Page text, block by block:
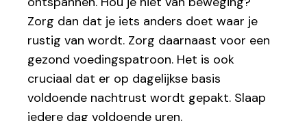
Zorg dan dat je iets anders doet waar je
rustig van wordt. Zorg daarnaast voor een
gezond voedingspatroon. Het is ook
cruciaal dat er op dagelijkse basis
voldoende nachtrust wordt gepakt. Slaap
iedere dag voldoende uren.